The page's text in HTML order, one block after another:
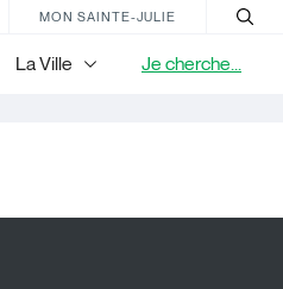
MON SAINTE-JULIE
La Ville Je cherche...